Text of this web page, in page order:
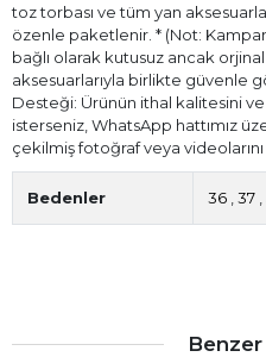
toz torbası ve tüm yan
özenle paketlenir. * (Not:
bağlı olarak kutusuz ancak
aksesuarlarıyla birlikte güvenle
Desteği: Ürünün ithal kalitesini
isterseniz, WhatsApp hattımız
çekilmiş fotoğraf veya
Bedenler 36 37